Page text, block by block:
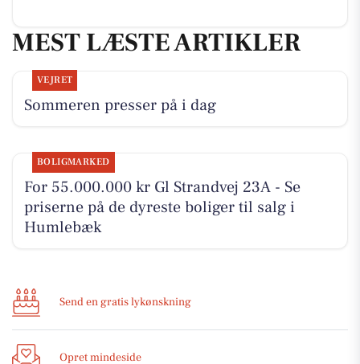
MEST LÆSTE ARTIKLER
VEJRET
Sommeren presser på i dag
BOLIGMARKED
For 55.000.000 kr Gl Strandvej 23A - Se
priserne på de dyreste boliger til salg i
Humlebæk
Send en gratis lykønskning
Opret mindeside